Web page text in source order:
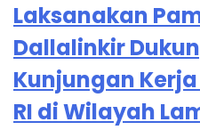
Laksanakan
Dallalinkir
Kunjungan
RI di Wilayah